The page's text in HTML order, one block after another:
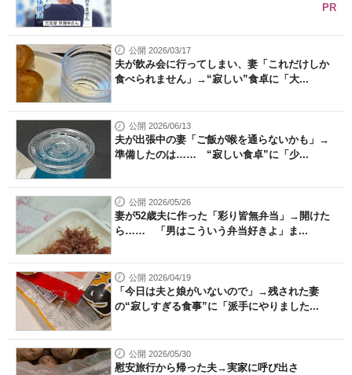
PR
公開 2026/03/17
夫が飲み会に行ってしまい、妻「これだけしか
食べられません」→“寂しい”食卓に「大...
公開 2026/06/13
夫が出張中の妻「ご飯が喉を通らないかも」→
準備したのは…… “寂しい食卓”に「少...
公開 2026/05/26
妻が52歳夫に作った「彩り皆無弁当」→開けた
ら…… 「男はこういう弁当好きよ」ま...
公開 2026/04/19
「今日は夫と娘がいないので」→残された妻
の“寂しすぎる食事”に「派手にやりました...
公開 2026/05/30
慰安旅行から帰った夫→実家に呼び出さ